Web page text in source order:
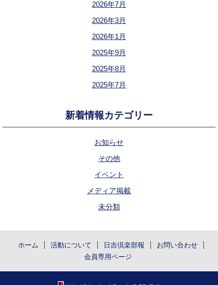
2026年7月
2026年3月
2026年1月
2025年9月
2025年8月
2025年7月
新着情報カテゴリー
お知らせ
その他
イベント
メディア掲載
未分類
ホーム 活動について 日吉倶楽部報
お問い合わせ
会員専用ページ